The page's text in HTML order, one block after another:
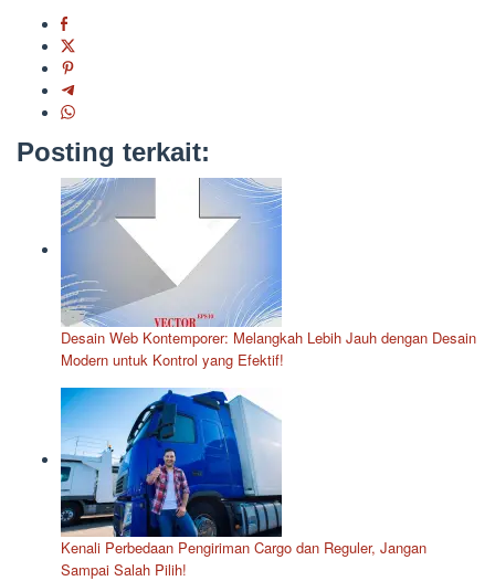
Posting terkait:
Desain Web Kontemporer: Melangkah Lebih Jauh dengan Desain
Modern untuk Kontrol yang Efektif!
Kenali Perbedaan Pengiriman Cargo dan Reguler, Jangan
Sampai Salah Pilih!